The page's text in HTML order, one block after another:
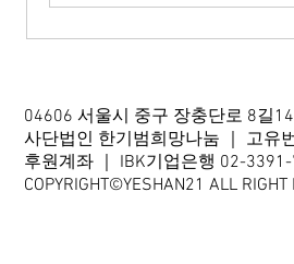
04606 서울시 중구 장충단로 8길
사단법인 한기범희망나눔 ｜ 고
후원계좌 ｜ IBK기업은행 02-
COPYRIGHT©YESHAN21 ALL